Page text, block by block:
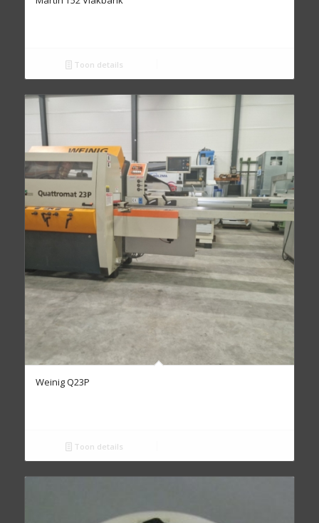
Toon details
Weinig Q23P
Toon details